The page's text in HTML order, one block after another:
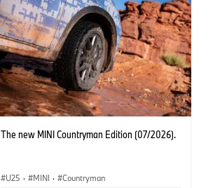
The new MINI Countryman Edition (07/2026).
U25 · MINI · Countryman